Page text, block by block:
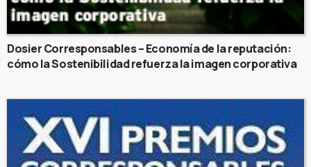
Dosier Corresponsables – Economía de la reputación:
cómo la Sostenibilidad refuerza la imagen corporativa